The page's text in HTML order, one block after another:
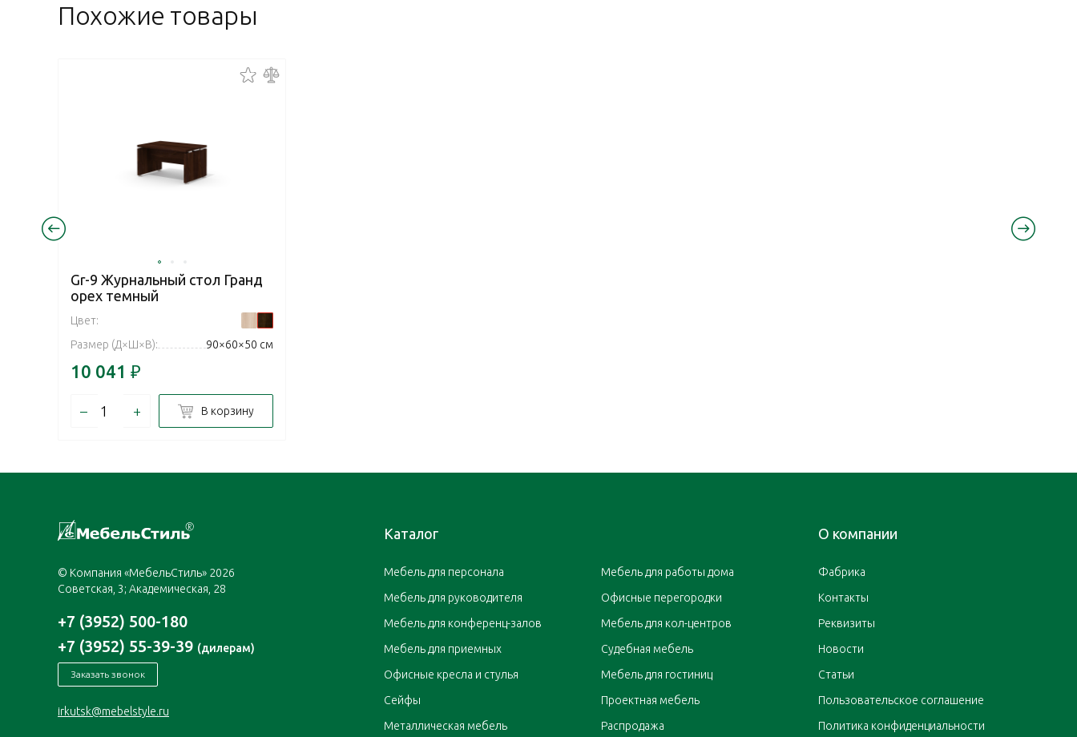
Похожие товары
Gr-9 Журнальный стол Гранд
орех темный
Цвет:
Размер (Д×Ш×В):
90×60×50 см
10 041 ₽
– + В корзину
© Компания «МебельСтиль» 2026
Советская, 3; Академическая, 28
+7 (3952) 500-180
+7 (3952) 55-39-39 (дилерам)
Заказать звонок
irkutsk@mebelstyle.ru
Каталог
Мебель для персонала
Мебель для руководителя
Мебель для конференц-залов
Мебель для приемных
Офисные кресла и стулья
Сейфы
Металлическая мебель
Мебель для работы дома
Офисные перегородки
Мебель для кол-центров
Судебная мебель
Мебель для гостиниц
Проектная мебель
Распродажа
О компании
Фабрика
Контакты
Реквизиты
Новости
Статьи
Пользовательское соглашение
Политика конфиденциальности